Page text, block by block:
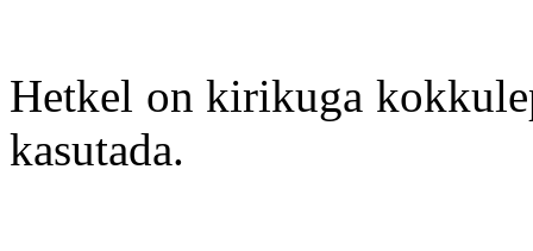
Hetkel on kirikuga
kasutada.